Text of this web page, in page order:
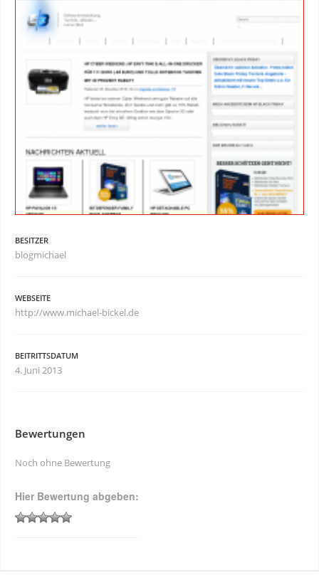
BESITZER
blogmichael
WEBSEITE
http://www.michael-bickel.de
BEITRITTSDATUM
4. Juni 2013
Bewertungen
Noch ohne Bewertung
Hier Bewertung abgeben: